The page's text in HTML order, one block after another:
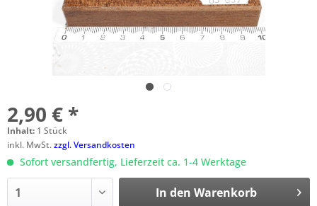
2,90 € *
Inhalt: 1 Stück
inkl. MwSt.zzgl. Versandkosten
Sofort versandfertig, Lieferzeit ca. 1-4 Werktage
In den Warenkorb